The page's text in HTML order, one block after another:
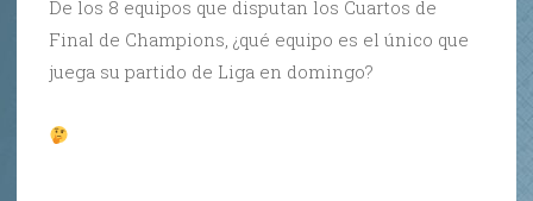
De los 8 equipos que disputan los Cuartos de
Final de Champions, ¿qué equipo es el único que
juega su partido de Liga en domingo?